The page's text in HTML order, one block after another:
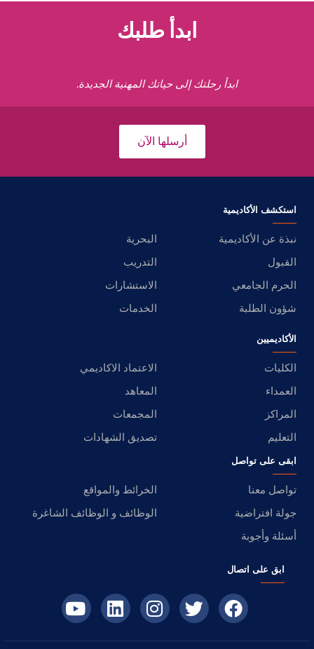
ابدأ طلبك
ابدأ رحلتك إلى حياتك المهنية الجديدة.
أرسلها الآن
استكشف الأكاديمية
نبذة عن الأكاديمية
البحرية
القبول
التدريب
الحرم الجامعي
الاستشارات
شؤون الطلبة
الخدمات
الأكاديميين
الكليات
الاعتماد الاكاديمي
العمداء
المعاهد
المراكز
المجمعات
التعليم
تصديق الشهادات
ابقى على تواصل
تواصل معنا
الخرائط والمواقع
جولة افتراضية
الوظائف و الوظائف الشاغرة
أسئلة وأجوبة
ابق على اتصال